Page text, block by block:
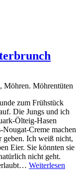
zum Frühstück
Die Jungs und ich
Ölteig-Hasen
Nougat-Creme machen
geben. Ich weiß nicht,
Eier. Sie könnten sie
nicht geht.
Weiterlesen